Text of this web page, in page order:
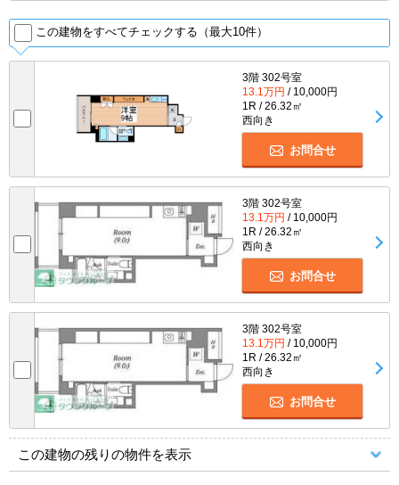
この建物をすべてチェックする（最大10件）
3階 302号室
13.1万円 / 10,000円
1R / 26.32㎡
西向き
お問合せ
3階 302号室
13.1万円 / 10,000円
1R / 26.32㎡
西向き
お問合せ
3階 302号室
13.1万円 / 10,000円
1R / 26.32㎡
西向き
お問合せ
この建物の残りの物件を表示